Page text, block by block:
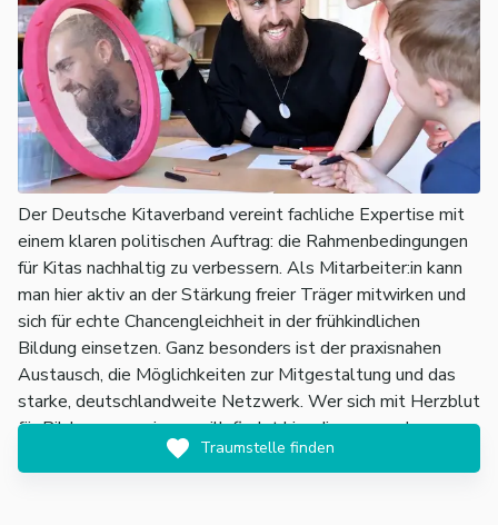
Der Deutsche Kitaverband vereint fachliche Expertise mit
einem klaren politischen Auftrag: die Rahmenbedingungen
für Kitas nachhaltig zu verbessern. Als Mitarbeiter:in kann
man hier aktiv an der Stärkung freier Träger mitwirken und
sich für echte Chancengleichheit in der frühkindlichen
Bildung einsetzen. Ganz besonders ist der praxisnahen
Austausch, die Möglichkeiten zur Mitgestaltung und das
starke, deutschlandweite Netzwerk. Wer sich mit Herzblut
für Bildung engagieren will, findet hier die passende
Traumstelle finden